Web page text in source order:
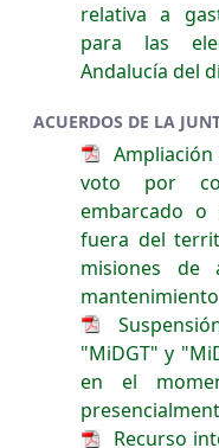
relativa a
para las
Andalucía del
voto por
embarcado o
fuera del
misiones de
"MiDGT" y
en el
Recurso